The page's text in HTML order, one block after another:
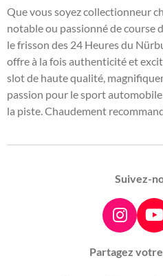
Que vous soyez collectionneur
notable ou passionné de course
le frisson des 24 Heures du
offre à la fois authenticité et
slot de haute qualité,
passion pour le sport automobile
la piste. Chaudement
Suivez-
I
s
Y
u
Partagez